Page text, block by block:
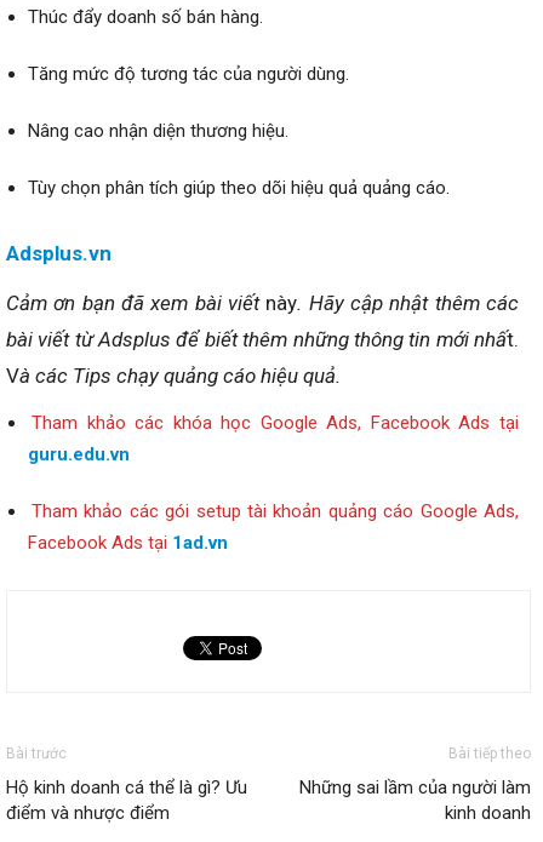
Thúc đẩy doanh số bán hàng.
Tăng mức độ tương tác của người dùng.
Nâng cao nhận diện thương hiệu.
Tùy chọn phân tích giúp theo dõi hiệu quả quảng cáo.
Adsplus.vn
Cảm ơn bạn đã xem bài viết này. Hãy cập nhật thêm các
bài viết từ Adsplus để biết thêm những thông tin mới nhất.
Và các Tips chạy quảng cáo hiệu quả.
Tham khảo các khóa học Google Ads, Facebook Ads tại
guru.edu.vn
Tham khảo các gói setup tài khoản quảng cáo Google Ads,
Facebook Ads tại 1ad.vn
Bài trước
Hộ kinh doanh cá thể là gì? Ưu
điểm và nhược điểm
Bài tiếp theo
Những sai lầm của người làm
kinh doanh